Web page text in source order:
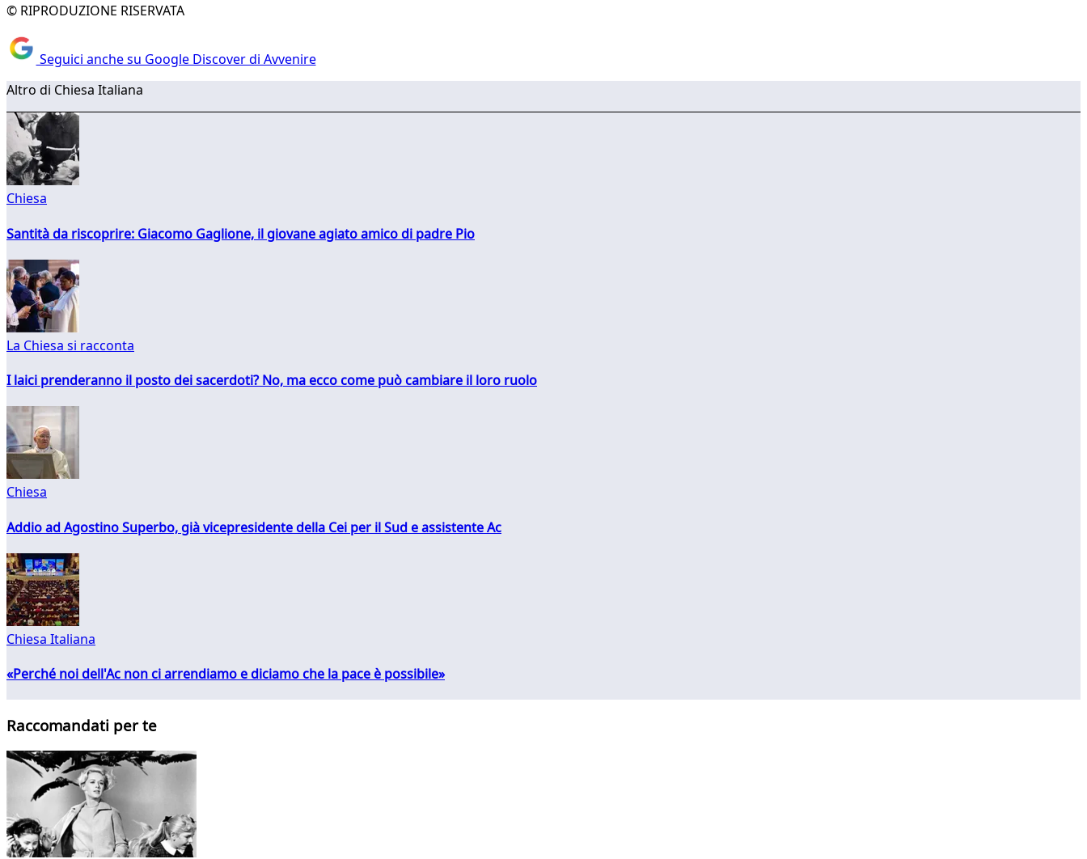
© RIPRODUZIONE RISERVATA
Seguici anche su Google Discover di Avvenire
Altro di Chiesa Italiana
Chiesa
Santità da riscoprire: Giacomo Gaglione, il giovane agiato amico di padre Pio
La Chiesa si racconta
I laici prenderanno il posto dei sacerdoti? No, ma ecco come può cambiare il loro ruolo
Chiesa
Addio ad Agostino Superbo, già vicepresidente della Cei per il Sud e assistente Ac
Chiesa Italiana
«Perché noi dell'Ac non ci arrendiamo e diciamo che la pace è possibile»
Raccomandati per te